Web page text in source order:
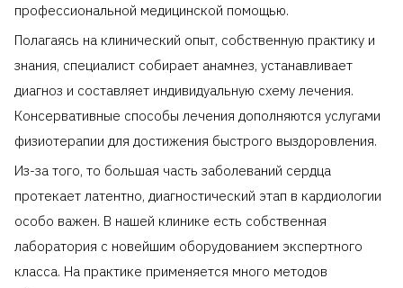
профессиональной медицинской помощью.
Полагаясь на клинический опыт, собственную практику и
знания, специалист собирает анамнез, устанавливает
диагноз и составляет индивидуальную схему лечения.
Консервативные способы лечения дополняются услугами
физиотерапии для достижения быстрого выздоровления.
Из-за того, то большая часть заболеваний сердца
протекает латентно, диагностический этап в кардиологии
особо важен. В нашей клинике есть собственная
лаборатория с новейшим оборудованием экспертного
класса. На практике применяется много методов